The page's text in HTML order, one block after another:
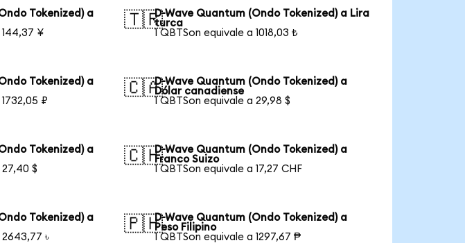
Tokenized) a
144,37 ¥
🇹🇷D-Wave Quantum (Ondo Tokenized) a Lira
turca
1 QBTSon equivale a 1018,03 ₺
Tokenized) a
₽
🇨🇦D-Wave Quantum (Ondo Tokenized) a
Dólar canadiense
1 QBTSon equivale a 29,98 $
Tokenized) a
$
🇨🇭D-Wave Quantum (Ondo Tokenized) a
Franco Suizo
1 QBTSon equivale a 17,27 CHF
Tokenized) a
2643,77 ৳
🇵🇭D-Wave Quantum (Ondo Tokenized) a
Peso Filipino
1 QBTSon equivale a 1297,67 ₱